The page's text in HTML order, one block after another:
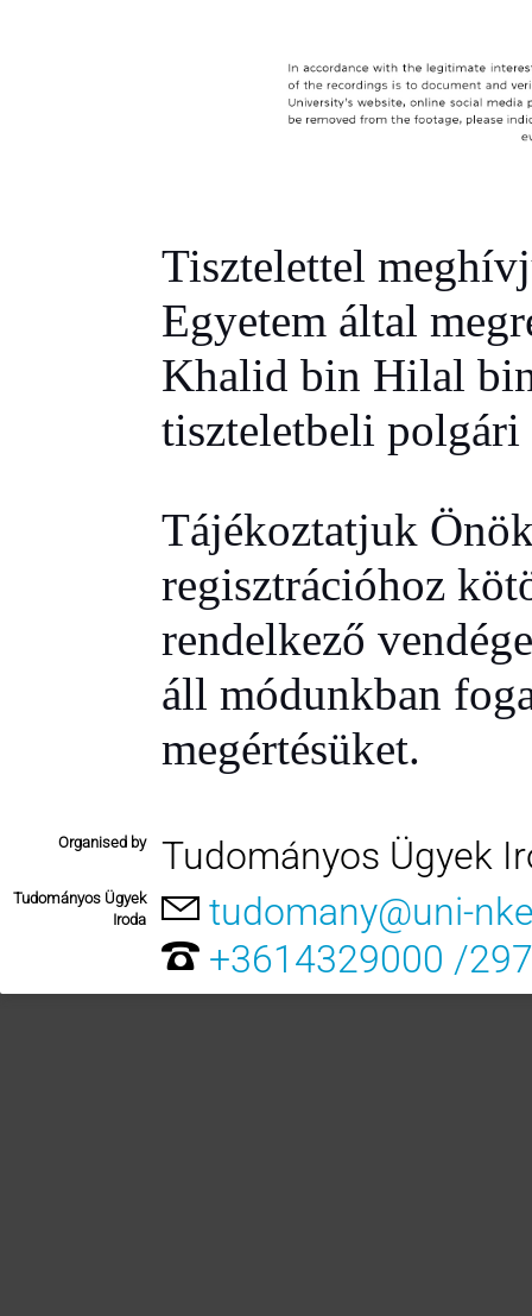
Tisztelettel
Egyetem által
Khalid bin Hilal
tiszteletbeli
Tájékoztatjuk
regisztrációhoz
rendelkező
áll módunkban
megértésüket.
Organised by Tudományos Ügyek
Tudományos Ügyek
Iroda
tudomany@uni-
+3614329000 /